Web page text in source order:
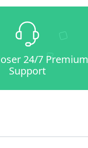
24/7 Premium
Support